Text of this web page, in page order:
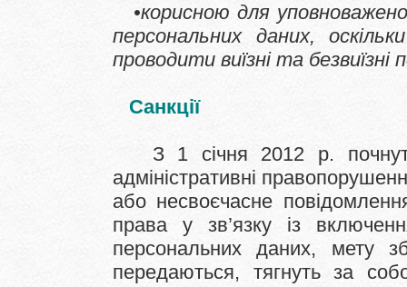
•корисною для
персональних даних,
проводити виїзні та
Санкції
З 1 січня 2012 р.
адміністративні
або несвоєчасне
права у зв’язку із
персональних даних, мету
передаються, тягнуть за